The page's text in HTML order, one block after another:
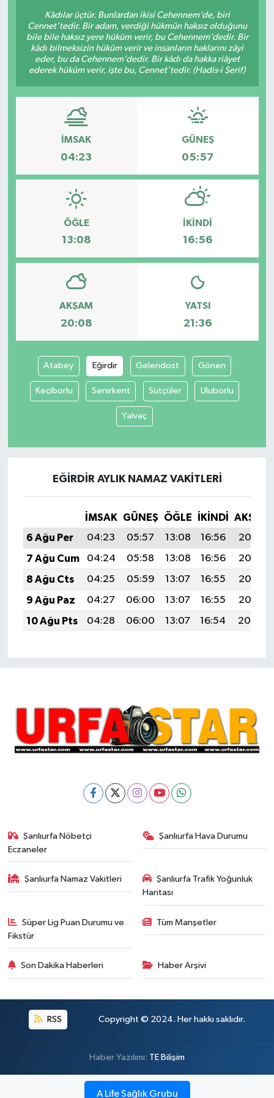
Kâdılar üçtür. Bunlardan ikisi Cehennem’de, biri
Cennet’tedir. Bir adam, verdiği hükmün haksız olduğunu
bile bile haksız yere hüküm verir, bu Cehennem’dedir. Bir
kâdı bilmeksizin hüküm verir ve insanların haklarını zâyi
eder, bu da Cehennem’dedir. Bir kâdı da hakka riâyet
ederek hüküm verir, işte bu, Cennet’tedir. (Hadis-i Şerif)
İMSAK
04:23
GÜNEŞ
05:57
ÖĞLE
13:08
İKINDI
16:56
AKŞAM
20:08
YATSI
21:36
Atabey Eğirdir Gelendost Gönen
Keçiborlu Senirkent Sütçüler Uluborlu
Yalvaç
EĞIRDIR AYLIK NAMAZ VAKITLERI
İMSAK GÜNEŞ ÖĞLE İKINDI
AKŞAM
6 Ağu Per
04:23 05:57 13:08 16:56
20:08
7 Ağu Cum
04:24 05:58 13:08 16:56
20:07
8 Ağu Cts
04:25 05:59 13:07 16:55
20:06
9 Ağu Paz
04:27 06:00 13:07 16:55
20:05
10 Ağu Pts
04:28 06:00 13:07 16:54 20:04
Şanlıurfa Nöbetçi
Eczaneler
Şanlıurfa Hava Durumu
Şanlıurfa Namaz Vakitleri
Şanlıurfa Trafik Yoğunluk
Haritası
Süper Lig Puan Durumu ve
Fikstür
Tüm Manşetler
Son Dakika Haberleri Haber Arşivi
RSS Copyright © 2024. Her hakkı saklıdır.
Haber Yazılımı: TE Bilişim
A Life Sağlık Grubu